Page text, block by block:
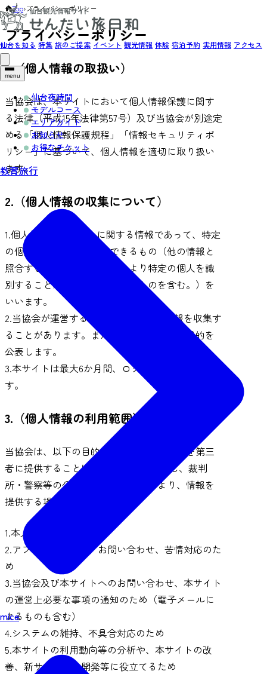
仙台を知る 特集 旅のご提案 イベント 観光情報 体験 宿泊予約 実用情報 アクセス
menu
仙台夜時間
モデルコース
エリアガイド
お知らせ
お得なチケット
教育旅行
mice
Top›プライバシーポリシー
プライバシーポリシー
1.（個人情報の取扱い）
当協会は、本サイトにおいて個人情報保護に関す
る法律（平成15年法律第57号）及び当協会が別途定
める「個人情報保護規程」「情報セキュリティポ
リシー」に基づいて、個人情報を適切に取り扱い
ます。
2.（個人情報の収集について）
1.個人情報とは、個人に関する情報であって、特定
の個人を識別することができるもの（他の情報と
照合することができ、それにより特定の個人を識
別することができることとなるものを含む。）を
いいます。
2.当協会が運営する本サイトは、個人情報を収集す
ることがあります。また、個人情報の利用目的を
公表します。
3.本サイトは最大6か月間、ログデータを維持しま
す。
3.（個人情報の利用範囲）
当協会は、以下の目的を除いて、個人情報を第三
者に提供することはありません。 ただし、裁判
所・警察等の公的機関からの要請により、情報を
提供する場合があります。
1.本人確認のため
2.アフターサービス、お問い合わせ、苦情対応のた
め
3.当協会及び本サイトへのお問い合わせ、本サイト
の運営上必要な事項の通知のため（電子メールに
よるものも含む）
4.システムの維持、不具合対応のため
5.本サイトの利用動向等の分析や、本サイトの改
善、新サービスの開発等に役立てるため